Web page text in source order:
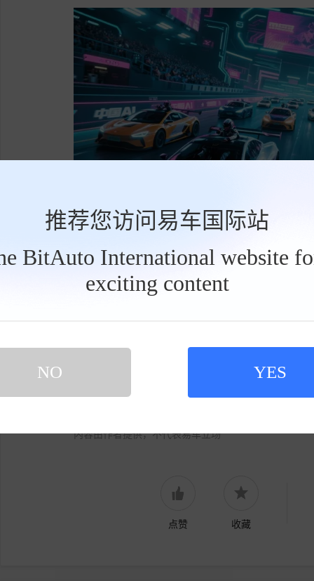
推荐您访问易车国际站
BitAuto International website
exciting content
NO YES
更有趣的是，这场AI技术竞赛最终受益的
功能动辄需要三四十万元，而现在不到二十万
人能够享受到的实用配置。
内容由作者提供，不代表易车立场
点赞 收藏